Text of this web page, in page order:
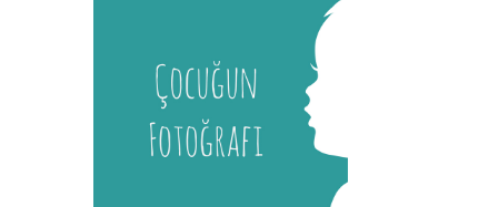
Melis
İstanbul Tıp Fakültesi